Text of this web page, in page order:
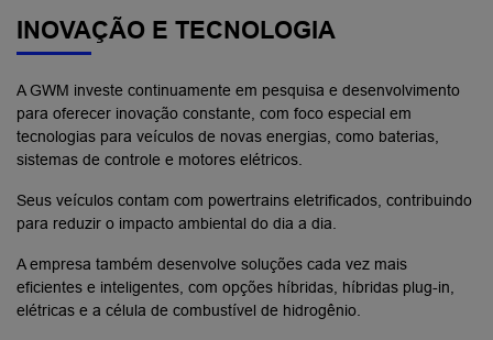
INOVAÇÃO E TECNOLOGIA
A GWM investe continuamente em pesquisa e desenvolvimento
para oferecer inovação constante, com foco especial em
tecnologias para veículos de novas energias, como baterias,
sistemas de controle e motores elétricos.
Seus veículos contam com powertrains eletrificados, contribuindo
para reduzir o impacto ambiental do dia a dia.
A empresa também desenvolve soluções cada vez mais
eficientes e inteligentes, com opções híbridas, híbridas plug-in,
elétricas e a célula de combustível de hidrogênio.